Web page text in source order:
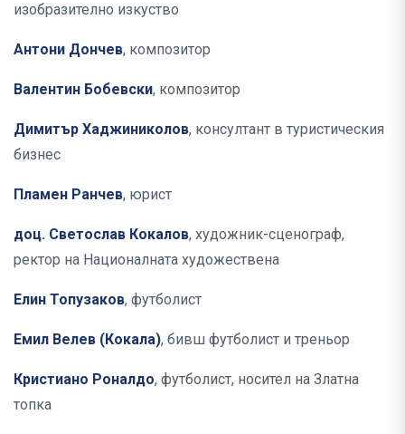
изобразително изкуство
Антони Дончев, композитор
Валентин Бобевски, композитор
Димитър Хаджиниколов, консултант в туристическия
бизнес
Пламен Ранчев, юрист
доц. Светослав Кокалов, художник-сценограф,
ректор на Националната художествена
Елин Топузаков, футболист
Емил Велев (Кокала), бивш футболист и треньор
Кристиано Роналдо, футболист, носител на Златна
топка